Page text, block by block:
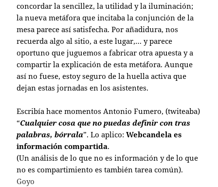
concordar la sencillez, la utilidad y la iluminación;
la nueva metáfora que incitaba la conjunción de la
mesa parece así satisfecha. Por añadidura, nos
recuerda algo al sitio, a este lugar,… y parece
oportuno que juguemos a fabricar otra apuesta y a
compartir la explicación de esta metáfora. Aunque
así no fuese, estoy seguro de la huella activa que
dejan estas jornadas en los asistentes.
Escribía hace momentos Antonio Fumero, (twiteaba)
“Cualquier cosa que no puedas definir con tras
palabras, bórrala”. Lo aplico: Webcandela es
información compartida.
(Un análisis de lo que no es información y de lo que
no es compartimiento es también tarea común).
Goyo